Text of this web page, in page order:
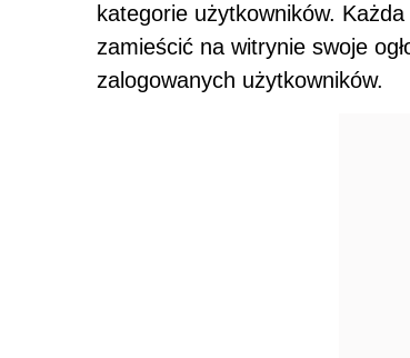
kategorie użytkowników.
zamieścić na witrynie swoje
zalogowanych użytkowników.